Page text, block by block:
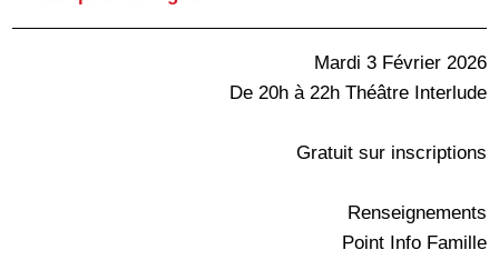
Mardi 3 Février 2026
De 20h à 22h Théâtre Interlude
Gratuit sur inscriptions
Renseignements
Point Info Famille